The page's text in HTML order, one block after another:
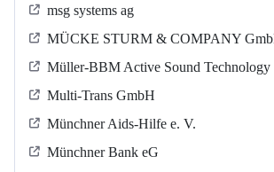
msg systems ag
MÜCKE STURM & COMPANY
Müller-BBM Active Sound Technology
Multi-Trans GmbH
Münchner Aids-Hilfe e. V.
Münchner Bank eG